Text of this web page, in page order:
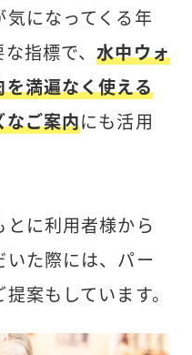
になってくる年
指標で、水中ウォ
満遍なく使える
なご案内にも活用
に利用者様から
いた際には、パー
案もしています。